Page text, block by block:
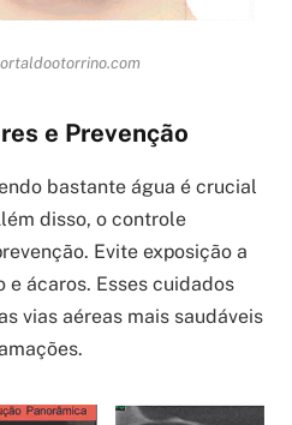
e Prevenção
bastante água é crucial
disso, o controle
Evite exposição a
ácaros. Esses cuidados
vias aéreas mais saudáveis